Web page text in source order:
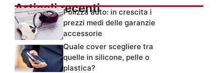
Articoli recentiPolizza auto: in crescita i
prezzi medi delle garanzie
accessorie
Quale cover scegliere tra
quelle in silicone, pelle o
plastica?